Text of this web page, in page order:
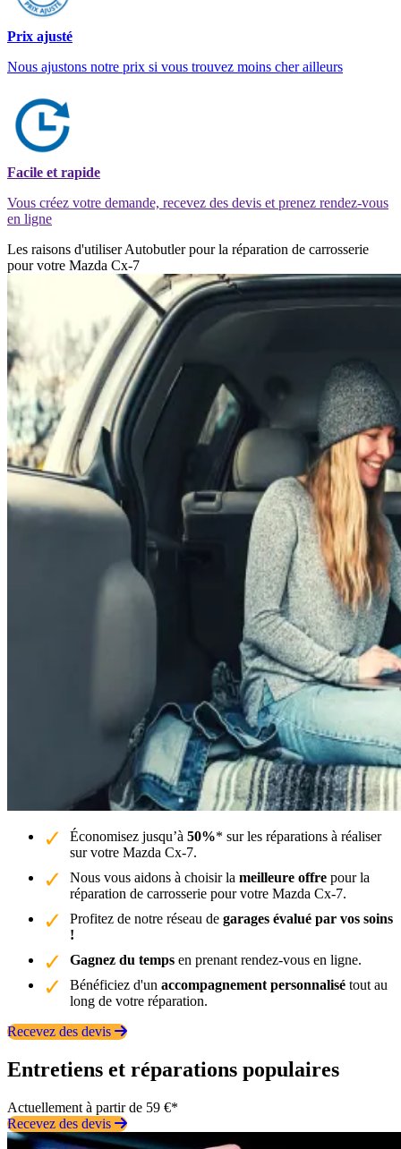
Prix ajusté
Nous ajustons notre prix si vous trouvez moins cher ailleurs
Facile et rapide
Vous créez votre demande, recevez des devis et prenez rendez-vous
en ligne
Les raisons d'utiliser Autobutler pour la réparation de carrosserie
pour votre Mazda Cx-7
Économisez jusqu’à 50%* sur les réparations à réaliser
sur votre Mazda Cx-7.
Nous vous aidons à choisir la meilleure offre pour la
réparation de carrosserie pour votre Mazda Cx-7.
Profitez de notre réseau de garages évalué par vos soins
!
Gagnez du temps en prenant rendez-vous en ligne.
Bénéficiez d'un accompagnement personnalisé tout au
long de votre réparation.
Recevez des devis
Entretiens et réparations populaires
Actuellement à partir de 59 €*
Recevez des devis